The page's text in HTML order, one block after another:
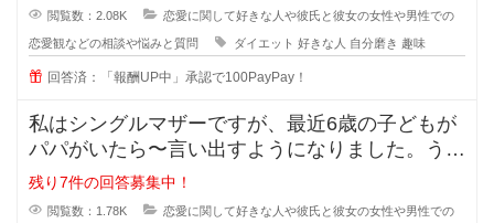
閲覧数：2.08K 恋愛に関して好きな人や彼氏と彼女の女性や男性での
恋愛観などの相談や悩みと質問 ダイエット 好きな人 自分磨き 趣味
回答済：「報酬UP中」承認で100PayPay！
私はシングルマザーですが、最近6歳の子どもが
パパがいたら〜言い出すようになりました。うち
ではもう元旦那との関係も完全に切
残り7件の回答募集中！
閲覧数：1.78K 恋愛に関して好きな人や彼氏と彼女の女性や男性での